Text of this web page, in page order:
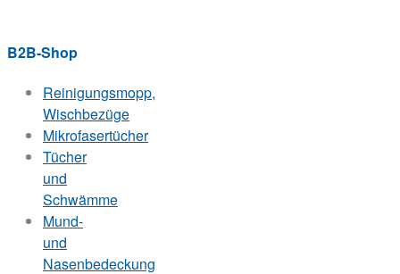
B2B-Shop
Reinigungsmopp,
Wischbezüge
Mikrofasertücher
Tücher
und
Schwämme
Mund-
und
Nasenbedeckung